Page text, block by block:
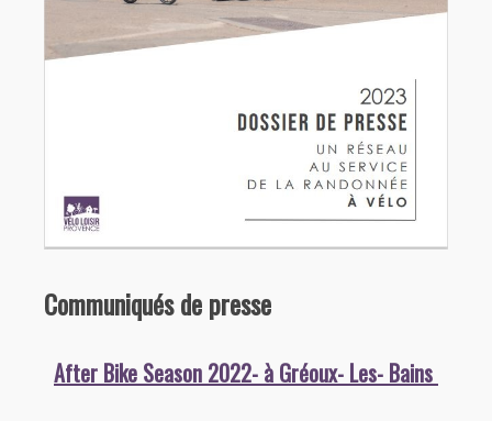
Communiqués de presse
After Bike Season 2022- à Gréoux- Les- Bains